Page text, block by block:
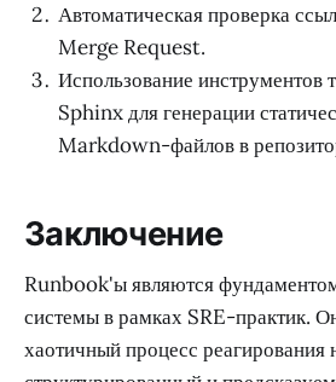
Автоматическая проверка
Merge Request.
Использование
Sphinx для генерации
Markdown-файлов в
Заключение
Runbook'ы являются
системы в рамках SRE-практик.
хаотичный процесс реагирования